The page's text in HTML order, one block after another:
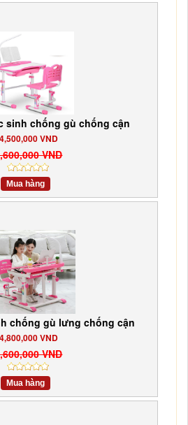
sinh chống gù chống cận
4,500,000 VND
VND
Mua hàng
chống gù lưng chống cận
4,800,000 VND
VND
Mua hàng